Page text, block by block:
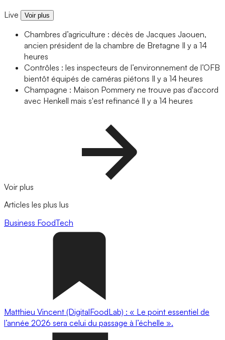
Live Voir plus
Chambres d’agriculture : décès de Jacques Jaouen,
ancien président de la chambre de Bretagne Il y a 14
heures
Contrôles : les inspecteurs de l’environnement de l’OFB
bientôt équipés de caméras piétons Il y a 14 heures
Champagne : Maison Pommery ne trouve pas d'accord
avec Henkell mais s'est refinancé Il y a 14 heures
Voir plus
Articles les plus lus
Business FoodTech
Matthieu Vincent (DigitalFoodLab) : « Le point essentiel de
l’année 2026 sera celui du passage à l’échelle ».